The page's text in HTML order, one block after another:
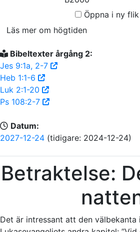
Öppna i ny flik
Läs mer om högtiden
Bibeltexter årgång 2:
Jes 9:1a, 2-7
Heb 1:1-6
Luk 2:1-20
Ps 108:2-7
Datum:
2027-12-24 (tidigare: 2024-12-24)
Betraktelse:
Det är intressant att den välbekanta